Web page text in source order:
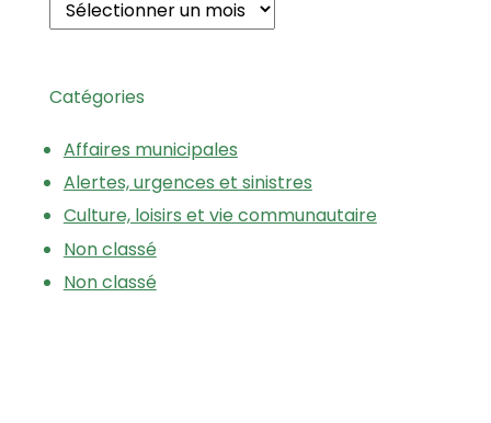
Catégories
Affaires municipales
Alertes, urgences et sinistres
Culture, loisirs et vie communautaire
Non classé
Non classé